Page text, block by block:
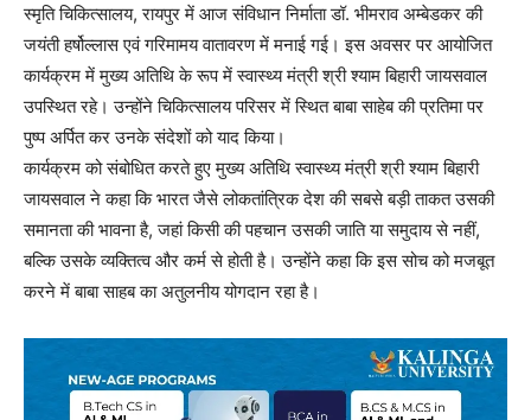
स्मृति चिकित्सालय, रायपुर में आज संविधान निर्माता डॉ. भीमराव अम्बेडकर की
जयंती हर्षोल्लास एवं गरिमामय वातावरण में मनाई गई। इस अवसर पर आयोजित
कार्यक्रम में मुख्य अतिथि के रूप में स्वास्थ्य मंत्री श्री श्याम बिहारी जायसवाल
उपस्थित रहे। उन्होंने चिकित्सालय परिसर में स्थित बाबा साहेब की प्रतिमा पर
पुष्प अर्पित कर उनके संदेशों को याद किया।
कार्यक्रम को संबोधित करते हुए मुख्य अतिथि स्वास्थ्य मंत्री श्री श्याम बिहारी
जायसवाल ने कहा कि भारत जैसे लोकतांत्रिक देश की सबसे बड़ी ताकत उसकी
समानता की भावना है, जहां किसी की पहचान उसकी जाति या समुदाय से नहीं,
बल्कि उसके व्यक्तित्व और कर्म से होती है। उन्होंने कहा कि इस सोच को मजबूत
करने में बाबा साहब का अतुलनीय योगदान रहा है।